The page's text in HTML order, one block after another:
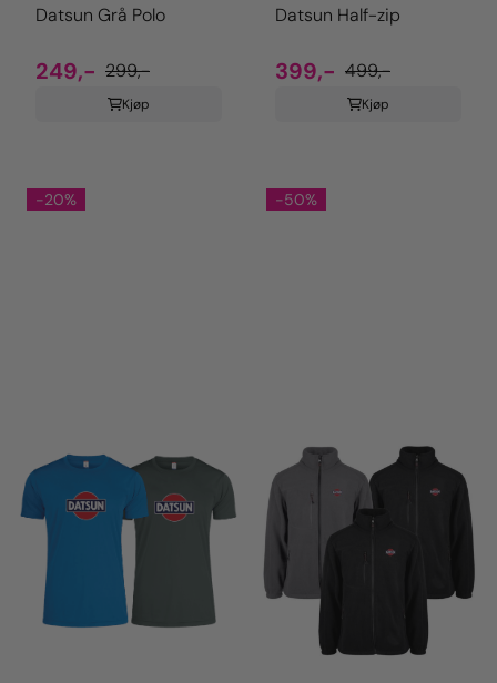
Datsun Grå Polo
249,- 299,-
Kjøp
Datsun Half-zip
399,- 499,-
Kjøp
-20% -50%